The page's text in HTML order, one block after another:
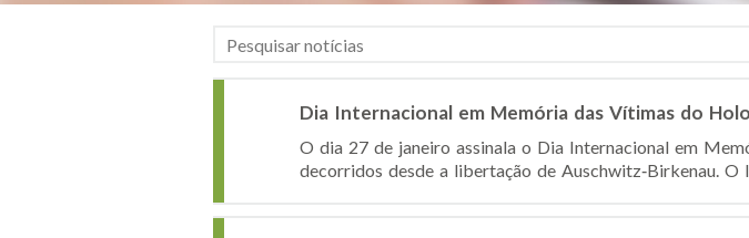
Dia Internacional em Memória das Vítimas do
O dia 27 de janeiro assinala o Dia Internacional em
decorridos desde a libertação de Auschwitz‑Birkenau. O